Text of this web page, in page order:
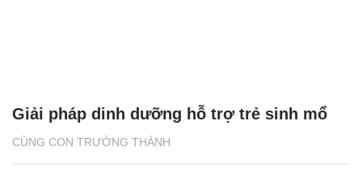
CÙNG CON TRƯỞNG THÀNH
Giải pháp dinh dưỡng hỗ trợ trẻ sinh mổ